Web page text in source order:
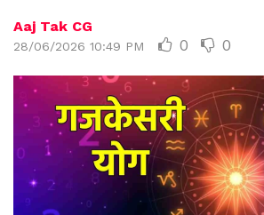
Aaj Tak CG
28/06/2026 10:49 PM 0 0